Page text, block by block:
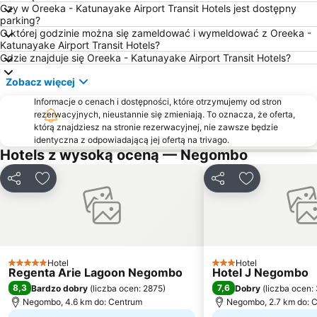
Czy w Oreeka - Katunayake Airport Transit Hotels jest dostępny
parking?
O której godzinie można się zameldować i wymeldować z Oreeka -
Katunayake Airport Transit Hotels?
Gdzie znajduje się Oreeka - Katunayake Airport Transit Hotels?
Zobacz więcej
Informacje o cenach i dostępności, które otrzymujemy od stron
rezerwacyjnych, nieustannie się zmieniają. To oznacza, że oferta,
którą znajdziesz na stronie rezerwacyjnej, nie zawsze będzie
identyczna z odpowiadającą jej ofertą na trivago.
Hotels z wysoką oceną — Negombo
UdostępnijDodaj do ulubionych
5 Kategoria
Hotel
Regenta Arie Lagoon Negombo
8,3 Bardzo dobry (liczba ocen: 2875)
Negombo, 4.6 km do: Centrum
UdostępnijDodaj do
3 Kategoria
Hotel
Hotel J Negombo
7,6 Dobry (liczba ocen:
Negombo, 2.7 km do: